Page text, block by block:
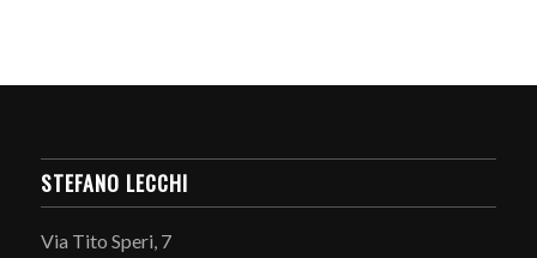
STEFANO LECCHI
Via Tito Speri, 7